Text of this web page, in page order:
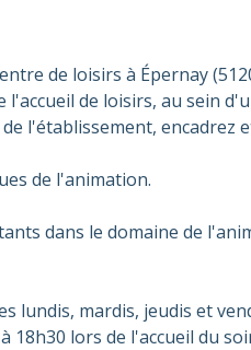
de loisirs à Épernay
de loisirs, au sein
l'établissement, encadrez
de l'animation.
dans le domaine de
lundis, mardis, jeudis et
18h30 lors de l'accueil du